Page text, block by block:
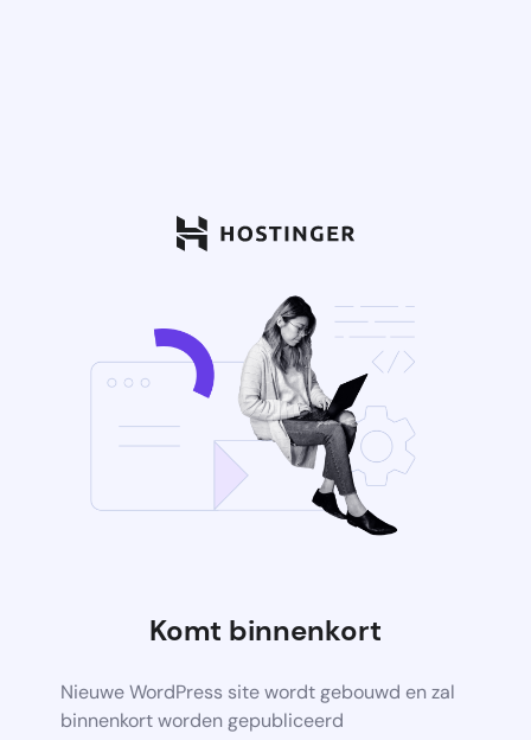
Komt binnenkort
Nieuwe WordPress site wordt gebouwd en zal
binnenkort worden gepubliceerd